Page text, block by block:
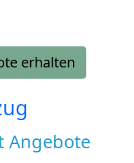
erhalten
Angebote